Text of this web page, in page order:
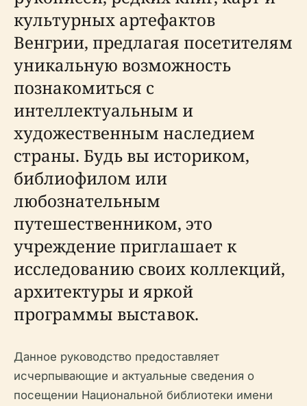
культурных артефактов
Венгрии, предлагая посетителям
уникальную возможность
познакомиться с
интеллектуальным и
художественным наследием
страны. Будь вы историком,
библиофилом или
любознательным
путешественником, это
учреждение приглашает к
исследованию своих коллекций,
архитектуры и яркой
программы выставок.
Данное руководство предоставляет
исчерпывающие и актуальные сведения о
посещении Национальной библиотеки имени